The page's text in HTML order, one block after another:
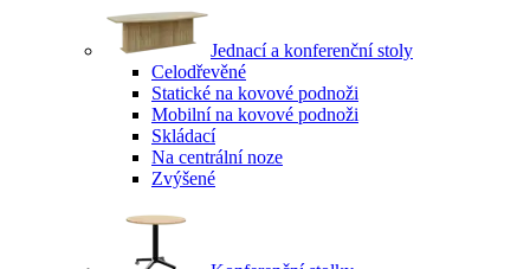
Jednací a konferenční stoly
Celodřevěné
Statické na kovové podnoži
Mobilní na kovové podnoži
Skládací
Na centrální noze
Zvýšené